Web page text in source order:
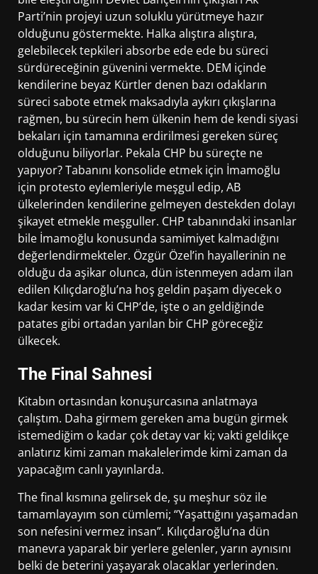
Parti’nin projeyi uzun soluklu yürütmeye hazır
olduğunu göstermekte. Halka alıştıra alıştıra,
gelebilecek tepkileri absorbe ede ede bu süreci
sürdüreceğinin güvenini vermekte. DEM içinde
kendilerine beyaz Kürtler denen bazı odakların
süreci sabote etmek maksadıyla aykırı çıkışlarına
rağmen, bu sürecin hem ülkenin hem de kendi siyasi
bekaları için tamamına erdirilmesi gereken süreç
olduğunu biliyorlar. Pekala CHP bu süreçte ne
yapıyor? Tabanını konsolide etmek için İmamoğlu
için protesto eylemleriyle meşgul edip, AB
ülkelerinden kendilerine gelmeyen destekden dolayı
şikayet etmekle meşguller. CHP tabanındaki insanlar
bile İmamoğlu konusunda samimiyet kalmadığını
değerlendirmekteler. Özgür Özel’in hayallerinin ne
olduğu da aşikar olunca, dün istenmeyen adam ilan
edilen Kılıçdaroğlu’na hoş geldin paşam diyecek o
kadar kesim var ki CHP’de, işte o an geldiğinde
patates gibi ortadan yarılan bir CHP göreceğiz
ülkecek.
The Final Sahnesi
Kitabın ortasından konuşurcasına anlatmaya
çalıştım. Daha girmem gereken ama bugün girmek
istemediğim o kadar çok detay var ki; vakti geldikçe
anlatırız kimi zaman makalelerimde kimi zaman da
yapacağım canlı yayınlarda.
The final kısmına gelirsek de, şu meşhur söz ile
tamamlayayım son cümlemi; “Yaşattığını yaşamadan
son nefesini vermez insan”. Kılıçdaroğlu’na dün
manevra yaparak bir yerlere gelenler, yarın aynısını
belki de beterini yaşayarak olacaklar yerlerinden.